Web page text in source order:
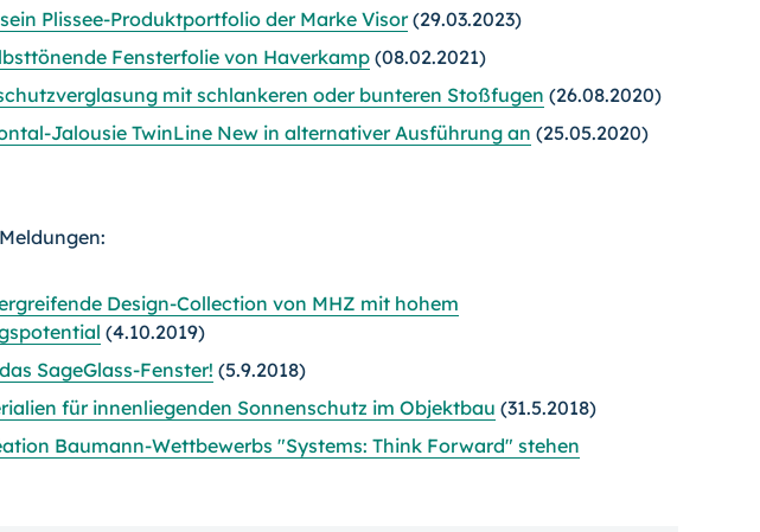
Plissee-Produktportfolio der Marke Visor(29.03.2023)
Fensterfolie von Haverkamp(08.02.2021)
mit schlankeren oder bunteren Stoßfugen (26.08.2020)
Jalousie TwinLine New in alternativer Ausführung an (25.05.2020)
Design-Collection von MHZ mit hohem
(4.10.2019)
SageGlass-Fenster! (5.9.2018)
für innenliegenden Sonnenschutz im Objektbau (31.5.2018)
Baumann-Wettbewerbs "Systems: Think Forward" stehen